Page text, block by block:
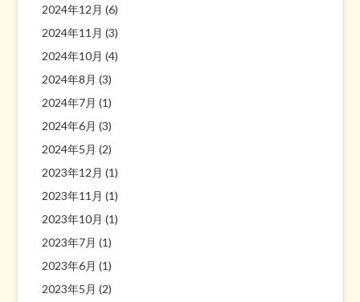
2024年12月 (6)
2024年11月 (3)
2024年10月 (4)
2024年8月 (3)
2024年7月 (1)
2024年6月 (3)
2024年5月 (2)
2023年12月 (1)
2023年11月 (1)
2023年10月 (1)
2023年7月 (1)
2023年6月 (1)
2023年5月 (2)